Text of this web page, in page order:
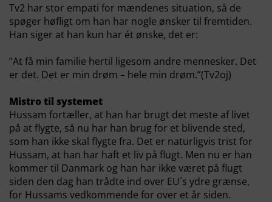
Tv2 har stor empati for mændenes situation, så de
spøger høfligt om han har nogle ønsker til fremtiden.
Han siger at han kun har ét ønske, det er:
”At få min familie hertil ligesom andre mennesker. Det
er det. Det er min drøm – hele min drøm.”(Tv2oj)
Mistro til systemet
Hussam fortæller, at han har brugt det meste af livet
på at flygte, så nu har han brug for et blivende sted,
som han ikke skal flygte fra. Det er naturligvis trist for
Hussam, at han har haft et liv på flugt. Men nu er han
kommer til Danmark og han har ikke været på flugt
siden den dag han trådte ind over EU´s ydre grænse,
for Hussams vedkommende for over et år siden.